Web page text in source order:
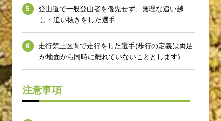
登山道で一般登山者を優先せず、無理な追い越
し・追い抜きをした選手
走行禁止区間で走行をした選手(歩行の定義は両足
が地面から同時に離れていないこととします)
注意事項